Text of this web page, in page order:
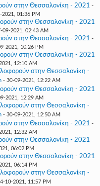
στην Θεσσαλονίκη - 2021 -
01:36 PM
στην Θεσσαλονίκη - 2021
2021, 02:43 AM
στην Θεσσαλονίκη - 2021 -
2021, 10:26 PM
στην Θεσσαλονίκη - 2021
12:10 AM
στην Θεσσαλονίκη -
- 30-09-2021, 12:22 AM
στην Θεσσαλονίκη - 2021
2021, 12:29 AM
στην Θεσσαλονίκη -
- 30-09-2021, 12:50 AM
στην Θεσσαλονίκη - 2021 -
12:32 AM
στην Θεσσαλονίκη - 2021 -
06:02 PM
στην Θεσσαλονίκη - 2021
06:14 PM
στην Θεσσαλονίκη -
10-2021, 11:57 PM